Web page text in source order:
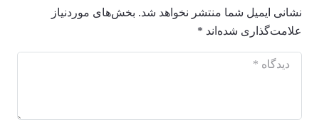
نشانی ایمیل شما منتشر نخواهد شد. بخش‌های موردنیاز
علامت‌گذاری شده‌اند *